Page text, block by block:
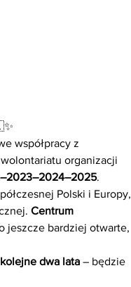
współpracy z
organizacji
.
Polski i Europy,
Centrum
jeszcze bardziej otwarte,
kolejne dwa lata – będzie